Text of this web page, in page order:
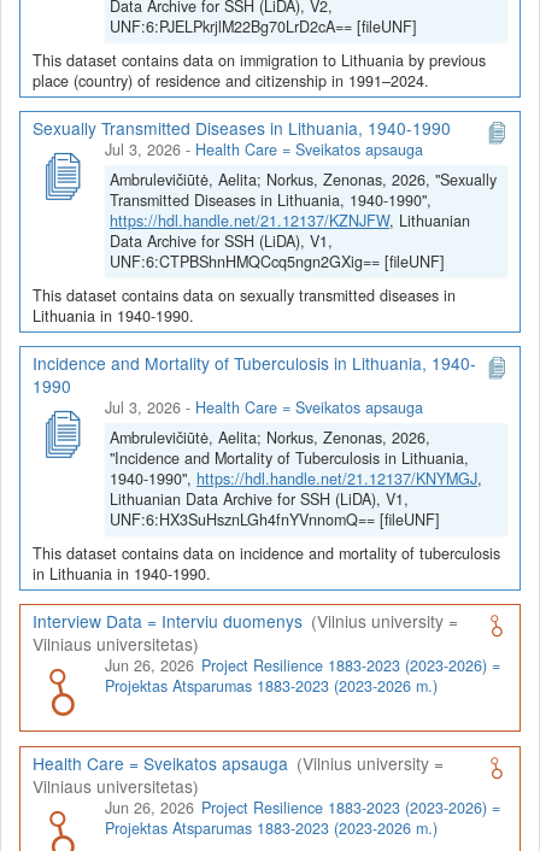
Data Archive for SSH (LiDA), V2,
UNF:6:PJELPkrjlM22Bg70LrD2cA== [fileUNF]
This dataset contains data on immigration to Lithuania by previous
place (country) of residence and citizenship in 1991–2024.
Sexually Transmitted Diseases in Lithuania, 1940-1990
Jul 3, 2026 - Health Care = Sveikatos apsauga
Ambrulevičiūtė, Aelita; Norkus, Zenonas, 2026, "Sexually
Transmitted Diseases in Lithuania, 1940-1990",
https://hdl.handle.net/21.12137/KZNJFW, Lithuanian
Data Archive for SSH (LiDA), V1,
UNF:6:CTPBShnHMQCcq5ngn2GXig== [fileUNF]
This dataset contains data on sexually transmitted diseases in
Lithuania in 1940-1990.
Incidence and Mortality of Tuberculosis in Lithuania, 1940-
1990
Jul 3, 2026 - Health Care = Sveikatos apsauga
Ambrulevičiūtė, Aelita; Norkus, Zenonas, 2026,
"Incidence and Mortality of Tuberculosis in Lithuania,
1940-1990", https://hdl.handle.net/21.12137/KNYMGJ,
Lithuanian Data Archive for SSH (LiDA), V1,
UNF:6:HX3SuHsznLGh4fnYVnnomQ== [fileUNF]
This dataset contains data on incidence and mortality of tuberculosis
in Lithuania in 1940-1990.
Interview Data = Interviu duomenys (Vilnius university =
Vilniaus universitetas)
Jun 26, 2026 Project Resilience 1883-2023 (2023-2026) =
Projektas Atsparumas 1883-2023 (2023-2026 m.)
Health Care = Sveikatos apsauga (Vilnius university =
Vilniaus universitetas)
Jun 26, 2026 Project Resilience 1883-2023 (2023-2026) =
Projektas Atsparumas 1883-2023 (2023-2026 m.)